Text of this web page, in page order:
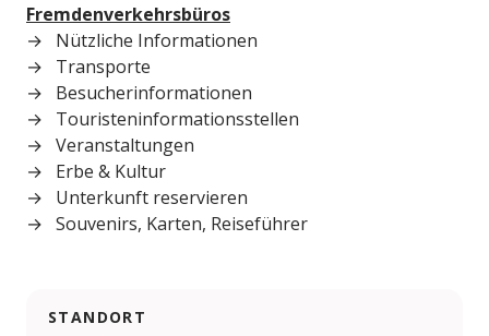
Fremdenverkehrsbüros
Nützliche Informationen
Transporte
Besucherinformationen
Touristeninformationsstellen
Veranstaltungen
Erbe & Kultur
Unterkunft reservieren
Souvenirs, Karten, Reiseführer
STANDORT